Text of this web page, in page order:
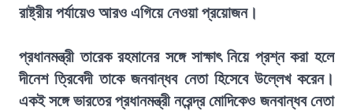
রাষ্ট্রীয় পর্যায়েও আরও এগিয়ে নেওয়া প্রয়োজন।
প্রধানমন্ত্রী তারেক রহমানের সঙ্গে সাক্ষাৎ নিয়ে প্রশ্ন করা হলে
দীনেশ ত্রিবেদী তাকে জনবান্ধব নেতা হিসেবে উল্লেখ করেন।
একই সঙ্গে ভারতের প্রধানমন্ত্রী নরেন্দ্র মোদিকেও জনবান্ধব নেতা